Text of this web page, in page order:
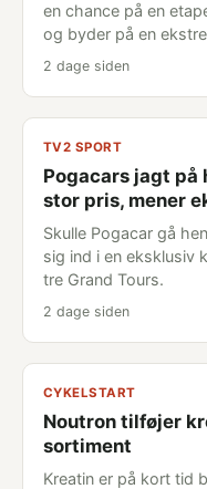
en chance på en
og byder på en
2 dage siden
TV2 SPORT
Pogacars jagt på
stor pris, mener
Skulle Pogacar gå
sig ind i en eksklusiv
tre Grand Tours.
2 dage siden
CYKELSTART
Noutron tilføjer
sortiment
Kreatin er på kort tid